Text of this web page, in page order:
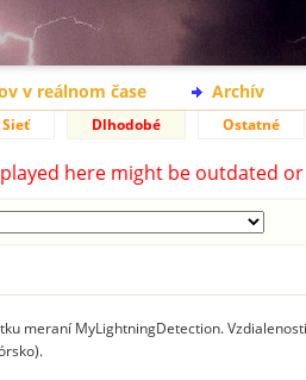
v reálnom čase Archív
Sieť Dlhodobé Ostatné
here might be outdated
meraní MyLightningDetection.